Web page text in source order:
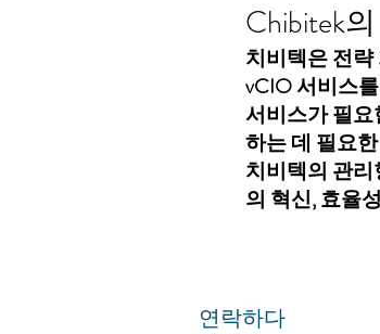
Chibitek
치비텍은 전략
vCIO 서비스
서비스가 필
하는 데 필요
치비텍의 관
의 혁신, 효율
연락하다